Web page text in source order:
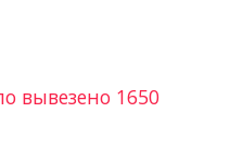
вывезено 1650